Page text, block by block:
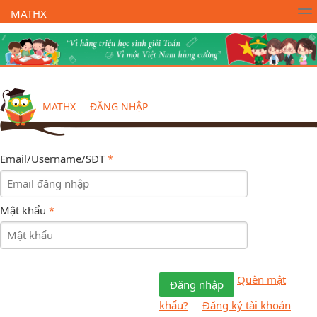
MATHX
Trường Toán Online MATHX Học toán - Lớp 1
MATHX ĐĂNG NHẬP
Email/Username/SĐT*
Mật khẩu *
Đăng nhập
Quên mật
khẩu?
Đăng ký tài khoản